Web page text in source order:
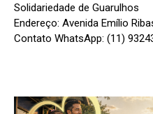
Solidariedade de Guarulhos
Endereço: Avenida Emílio
Contato WhatsApp: (11)